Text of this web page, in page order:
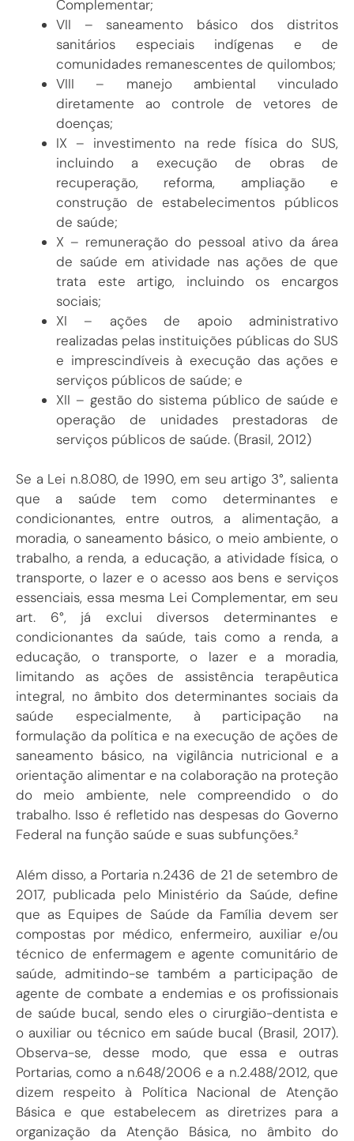
Complementar;
VII – saneamento básico dos distritos
sanitários especiais indígenas e de
comunidades remanescentes de quilombos;
VIII – manejo ambiental vinculado
diretamente ao controle de vetores de
doenças;
IX – investimento na rede física do SUS,
incluindo a execução de obras de
recuperação, reforma, ampliação e
construção de estabelecimentos públicos
de saúde;
X – remuneração do pessoal ativo da área
de saúde em atividade nas ações de que
trata este artigo, incluindo os encargos
sociais;
XI – ações de apoio administrativo
realizadas pelas instituições públicas do SUS
e imprescindíveis à execução das ações e
serviços públicos de saúde; e
XII – gestão do sistema público de saúde e
operação de unidades prestadoras de
serviços públicos de saúde. (Brasil, 2012)
Se a Lei n.8.080, de 1990, em seu artigo 3°, salienta
que a saúde tem como determinantes e
condicionantes, entre outros, a alimentação, a
moradia, o saneamento básico, o meio ambiente, o
trabalho, a renda, a educação, a atividade física, o
transporte, o lazer e o acesso aos bens e serviços
essenciais, essa mesma Lei Complementar, em seu
art. 6°, já exclui diversos determinantes e
condicionantes da saúde, tais como a renda, a
educação, o transporte, o lazer e a moradia,
limitando as ações de assistência terapêutica
integral, no âmbito dos determinantes sociais da
saúde especialmente, à participação na
formulação da política e na execução de ações de
saneamento básico, na vigilância nutricional e a
orientação alimentar e na colaboração na proteção
do meio ambiente, nele compreendido o do
trabalho. Isso é refletido nas despesas do Governo
Federal na função saúde e suas subfunções.²
Além disso, a Portaria n.2436 de 21 de setembro de
2017, publicada pelo Ministério da Saúde, define
que as Equipes de Saúde da Família devem ser
compostas por médico, enfermeiro, auxiliar e/ou
técnico de enfermagem e agente comunitário de
saúde, admitindo-se também a participação de
agente de combate a endemias e os profissionais
de saúde bucal, sendo eles o cirurgião-dentista e
o auxiliar ou técnico em saúde bucal (Brasil, 2017).
Observa-se, desse modo, que essa e outras
Portarias, como a n.648/2006 e a n.2.488/2012, que
dizem respeito à Política Nacional de Atenção
Básica e que estabelecem as diretrizes para a
organização da Atenção Básica, no âmbito do